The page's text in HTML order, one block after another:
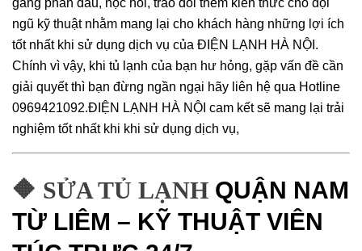
gắng phấn đấu, học hỏi, trao dồi thêm kiến thức cho đội
ngũ kỹ thuật nhằm mang lại cho khách hàng những lợi ích
tốt nhất khi sử dụng dịch vụ của ĐIỆN LẠNH HÀ NỘI.
Chính vì vậy, khi tủ lạnh của bạn hư hỏng, gặp vấn đề cần
giải quyết thì bạn đừng ngần ngại hãy liên hệ qua Hotline
0969421092.ĐIỆN LẠNH HÀ NỘI cam kết sẽ mang lại trải
nghiệm tốt nhất khi khi sử dụng dịch vụ,
🔶 SỬA TỦ LẠNH QUẬN NAM
TỪ LIÊM – KỸ THUẬT VIÊN